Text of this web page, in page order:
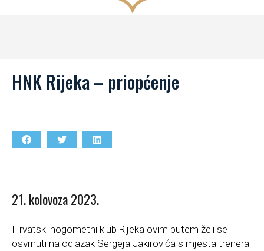
HNK Rijeka – priopćenje
21. kolovoza 2023.
Hrvatski nogometni klub Rijeka ovim putem želi se
osvrnuti na odlazak Sergeja Jakirovića s mjesta trenera